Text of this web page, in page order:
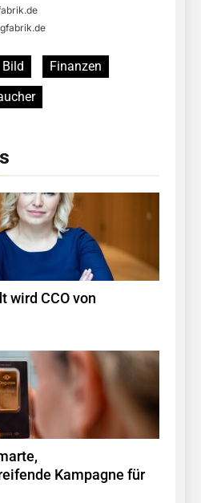
Bild
Finanzen
wird CCO von
Kampagne für